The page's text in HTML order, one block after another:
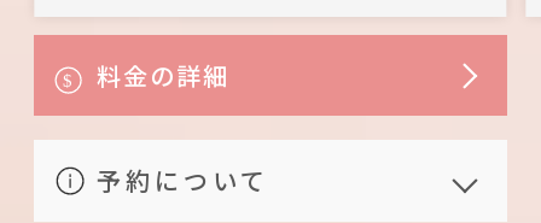
料金の詳細
予約について